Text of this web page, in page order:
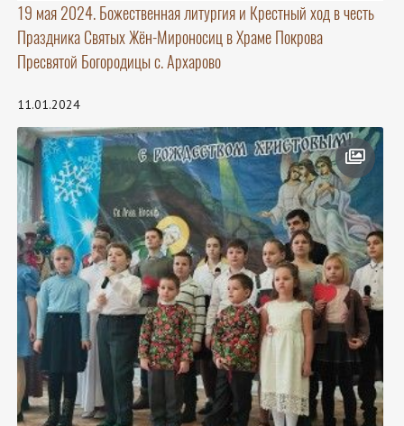
19 мая 2024. Божественная литургия и Крестный ход в честь
Праздника Святых Жён-Мироносиц в Храме Покрова
Пресвятой Богородицы с. Архарово
11.01.2024